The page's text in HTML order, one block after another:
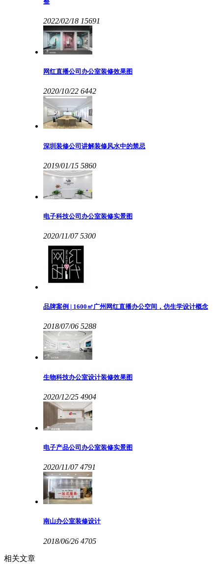
2022/02/18 15691
网红直播公司办公室装修效果图
2020/10/22 6442
深圳装修公司讲解装修风水中的禁忌
2019/01/15 5860
电子科技公司办公室装修实景图
2020/11/07 5300
品牌案例 | 1600㎡广州网红直播办公空间，仿生学设计概念
2018/07/06 5288
生物科技办公室设计装修效果图
2020/12/25 4904
电子产品公司办公室装修实景图
2020/11/07 4791
南山办公室装修设计
2018/06/26 4705
相关文章